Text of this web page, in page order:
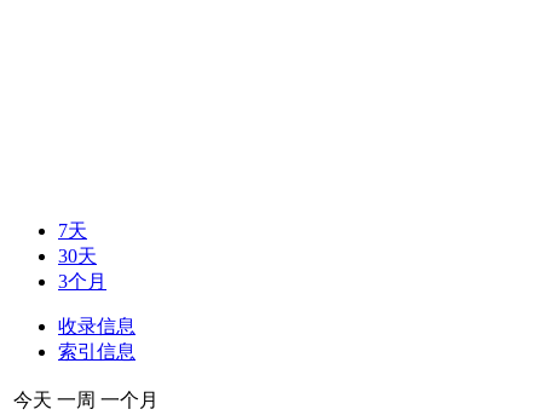
7天
30天
3个月
收录信息
索引信息
今天 一周 一个月